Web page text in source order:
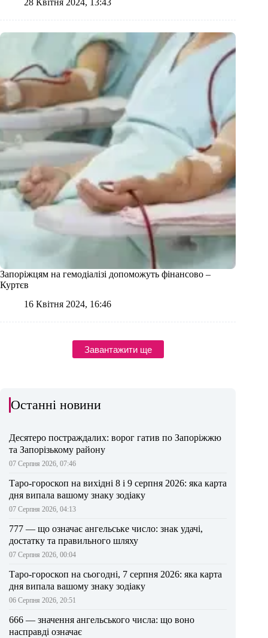
28 Квітня 2024, 13:43
Запоріжцям на гемодіалізі допоможуть фінансово –
Куртєв
16 Квітня 2024, 16:46
Завантажити ще
Останні новини
Десятеро постраждалих: ворог гатив по Запоріжжю
та Запорізькому району
07 Серпня 2026, 07:46
Таро-гороскоп на вихідні 8 і 9 серпня 2026: яка карта
дня випала вашому знаку зодіаку
07 Серпня 2026, 04:13
777 — що означає ангельське число: знак удачі,
достатку та правильного шляху
07 Серпня 2026, 00:04
Таро-гороскоп на сьогодні, 7 серпня 2026: яка карта
дня випала вашому знаку зодіаку
06 Серпня 2026, 20:51
666 — значення ангельського числа: що воно
насправді означає